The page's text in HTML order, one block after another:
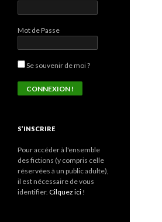
Mot de Passe
Se souvenir de moi ?
S’INSCRIRE
Pour accéder à l'ensemble
des fictions (y compris celle
réservées à un public adulte),
il est nécessaire de vous
identifier. Cilquez ici !